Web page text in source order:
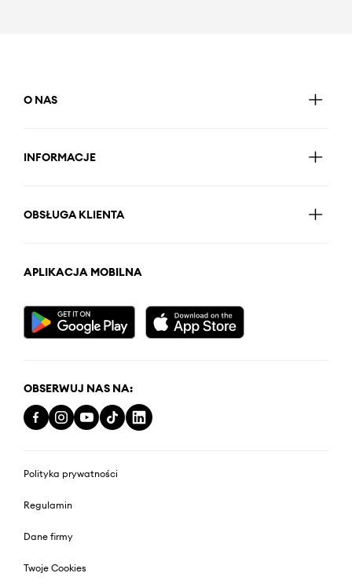
O NAS
INFORMACJE
OBSŁUGA KLIENTA
APLIKACJA MOBILNA
OBSERWUJ NAS NA:
Polityka prywatności
Regulamin
Dane firmy
Twoje Cookies